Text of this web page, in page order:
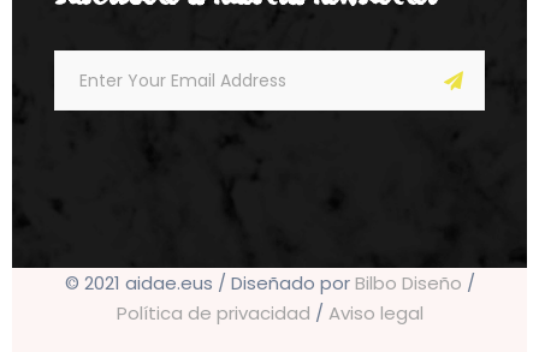
© 2021 aidae.eus / Diseñado porBilbo Diseño /
Política de privacidad / Aviso legal